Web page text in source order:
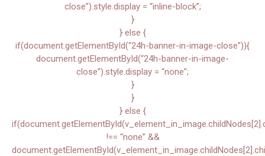
close”).style.display = “inline-block”;
}
} else {
if(document.getElementById(“24h-banner-in-image-close”)){
document.getElementById(“24h-banner-in-image-
close”).style.display = “none”;
}
}
} else {
!== “none” &&